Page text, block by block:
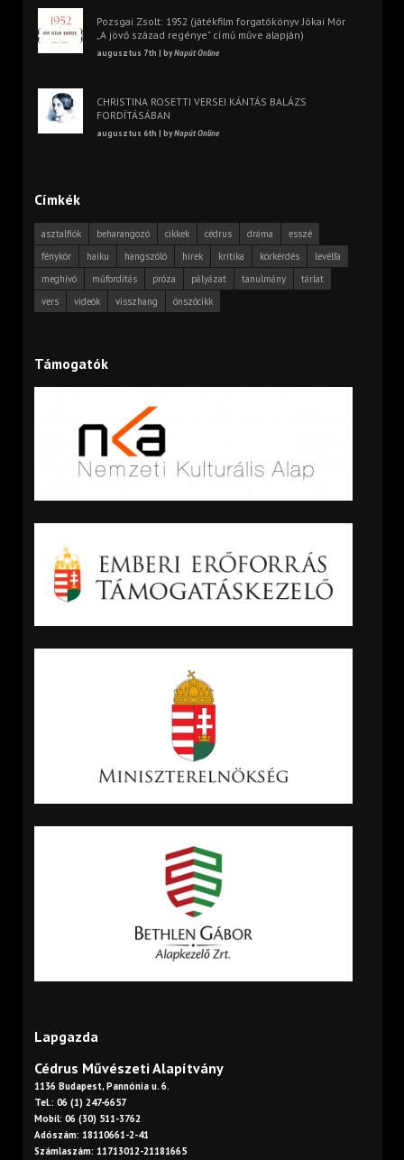
Pozsgai Zsolt: 1952 (játékfilm forgatókönyv Jókai Mór
„A jövő század regénye” című műve alapján)
augusztus 7th | byNapút Online
CHRISTINA ROSETTI VERSEI KÁNTÁS BALÁZS
FORDÍTÁSÁBAN
augusztus 6th | byNapút Online
Címkék
asztalfiók beharangozó cikkek cédrus dráma
esszé
fénykör
haiku hangszóló hírek kritika körkérdés
levélfa
meghívó
műfordítás próza pályázat tanulmány
tárlat
vers
videók visszhang önszócikk
Támogatók
Lapgazda
Cédrus Művészeti Alapítvány
1136 Budapest, Pannónia u. 6.
Tel.: 06 (1) 247-6657
Mobil: 06 (30) 511-3762
Adószám: 18110661-2-41
Számlaszám: 11713012-21181665